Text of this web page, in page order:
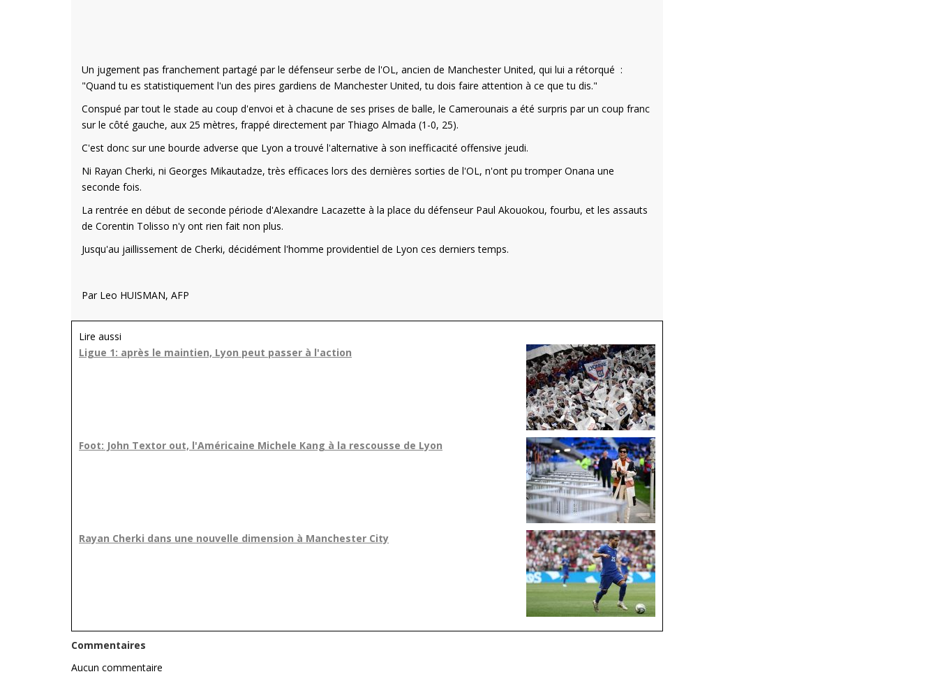
Un jugement pas franchement partagé par le défenseur serbe de l'OL, ancien de Manchester United, qui lui a rétorqué :
"Quand tu es statistiquement l'un des pires gardiens de Manchester United, tu dois faire attention à ce que tu dis."
Conspué par tout le stade au coup d'envoi et à chacune de ses prises de balle, le Camerounais a été surpris par un coup franc
sur le côté gauche, aux 25 mètres, frappé directement par Thiago Almada (1-0, 25).
C'est donc sur une bourde adverse que Lyon a trouvé l'alternative à son inefficacité offensive jeudi.
Ni Rayan Cherki, ni Georges Mikautadze, très efficaces lors des dernières sorties de l'OL, n'ont pu tromper Onana une
seconde fois.
La rentrée en début de seconde période d'Alexandre Lacazette à la place du défenseur Paul Akouokou, fourbu, et les assauts
de Corentin Tolisso n'y ont rien fait non plus.
Jusqu'au jaillissement de Cherki, décidément l'homme providentiel de Lyon ces derniers temps.
Par Leo HUISMAN, AFP
Lire aussi
Ligue 1: après le maintien, Lyon peut passer à l'action
Foot: John Textor out, l'Américaine Michele Kang à la rescousse de Lyon
Rayan Cherki dans une nouvelle dimension à Manchester City
Commentaires
Aucun commentaire